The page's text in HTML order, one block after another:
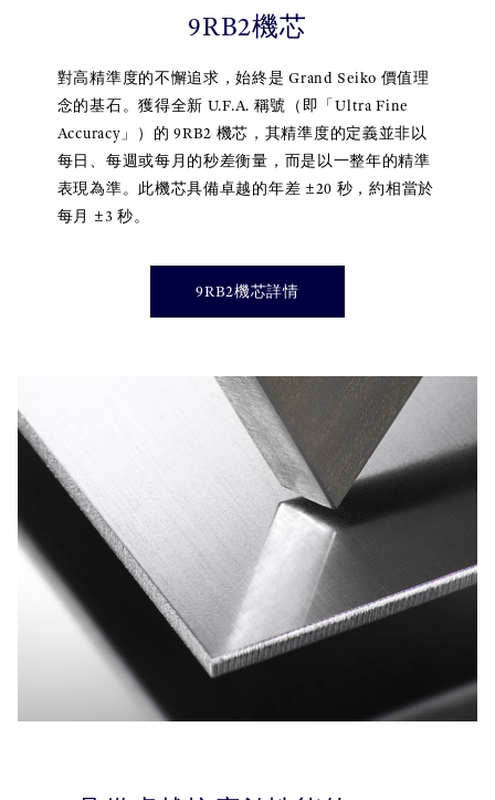
9RB2機芯
對高精準度的不懈追求，始終是 Grand Seiko 價值理
念的基石。獲得全新 U.F.A. 稱號（即「Ultra Fine
Accuracy」）的 9RB2 機芯，其精準度的定義並非以
每日、每週或每月的秒差衡量，而是以一整年的精準
表現為準。此機芯具備卓越的年差 ±20 秒，約相當於
每月 ±3 秒。
9RB2機芯詳情